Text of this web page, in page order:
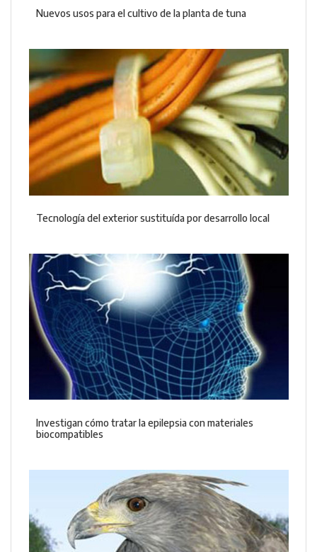
Nuevos usos para el cultivo de la planta de tuna
Tecnología del exterior sustituída por desarrollo local
Investigan cómo tratar la epilepsia con materiales
biocompatibles